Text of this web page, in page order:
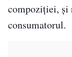
compoziției, și
consumatorul.